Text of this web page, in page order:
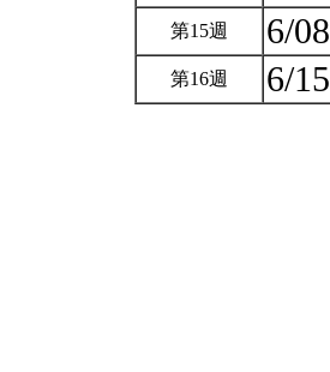
第15週 6/08
第16週 6/15